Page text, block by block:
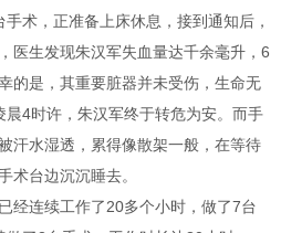
术，正准备上床休息，接到通知后，
医生发现朱汉军失血量达千余毫升，6
的是，其重要脏器并未受伤，生命无
4时许，朱汉军终于转危为安。而手
汗水湿透，累得像散架一般，在等待
术台边沉沉睡去。
连续工作了20多个小时，做了7台